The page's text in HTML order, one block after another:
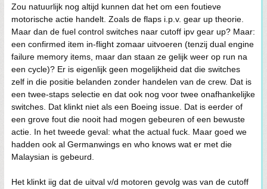
Zou natuurlijk nog altijd kunnen dat het om een foutieve
motorische actie handelt. Zoals de flaps i.p.v. gear up theorie.
Maar dan de fuel control switches naar cutoff ipv gear up? Maar:
een confirmed item in-flight zomaar uitvoeren (tenzij dual engine
failure memory items, maar dan staan ze gelijk weer op run na
een cycle)? Er is eigenlijk geen mogelijkheid dat die switches
zelf in die positie belanden zonder handelen van de crew. Dat is
een twee-staps selectie en dat ook nog voor twee onafhankelijke
switches. Dat klinkt niet als een Boeing issue. Dat is eerder of
een grove fout die nooit had mogen gebeuren of een bewuste
actie. In het tweede geval: what the actual fuck. Maar goed we
hadden ook al Germanwings en who knows wat er met die
Malaysian is gebeurd.
Het klinkt iig dat de uitval v/d motoren gevolg was van de cutoff